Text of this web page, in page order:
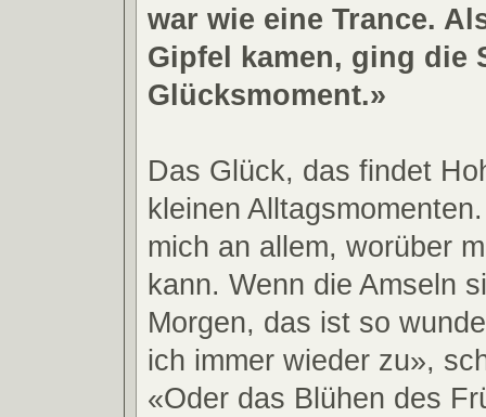
war wie eine Trance.
Gipfel kamen, ging die
Glücksmoment.»
Das Glück, das findet
kleinen
mich an allem, worüber
kann. Wenn die Amseln
Morgen, das ist so
ich immer wieder zu»,
«Oder das Blühen des